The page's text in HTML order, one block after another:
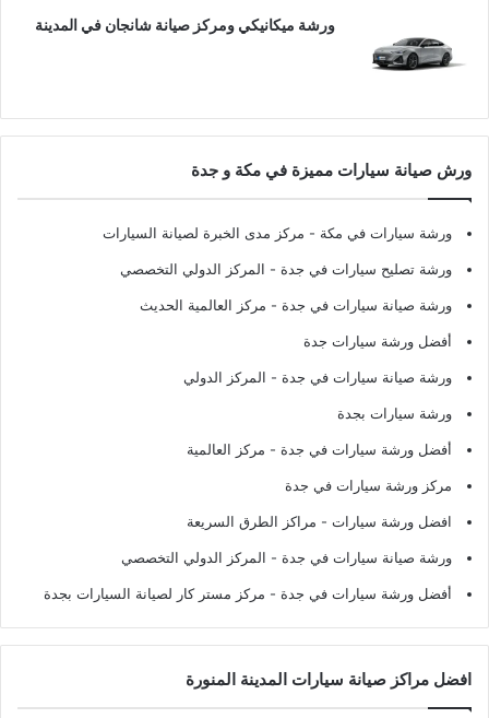
ورشة ميكانيكي ومركز صيانة شانجان في المدينة
ورش صيانة سيارات مميزة في مكة و جدة
ورشة سيارات في مكة - مركز مدى الخبرة لصيانة السيارات
ورشة تصليح سيارات في جدة - المركز الدولي التخصصي
ورشة صيانة سيارات في جدة - مركز العالمية الحديث
أفضل ورشة سيارات جدة
ورشة صيانة سيارات في جدة - المركز الدولي
ورشة سيارات بجدة
أفضل ورشة سيارات في جدة - مركز العالمية
مركز ورشة سيارات في جدة
افضل ورشة سيارات - مراكز الطرق السريعة
ورشة صيانة سيارات في جدة - المركز الدولي التخصصي
أفضل ورشة سيارات في جدة - مركز مستر كار لصيانة السيارات بجدة
افضل مراكز صيانة سيارات المدينة المنورة